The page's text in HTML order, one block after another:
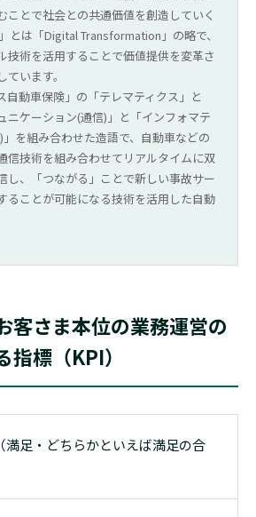
ことで社会との共通価値を創造していく
とは「Digital Transformation」の略で、
技術を活用することで価値提供を変革さ
います。
自動車保険」の「テレマティクス」と
ニケーション(通信)」と「インフォマテ
を組み合わせた造語で、自動車などの
信技術を組み合わせてリアルタイムに双
し、「つながる」ことで新しい事故サー
ることが可能になる技術を活用した自動
客さま本位の業務運営の
指標（KPI）
満足・どちらかといえば満足の合